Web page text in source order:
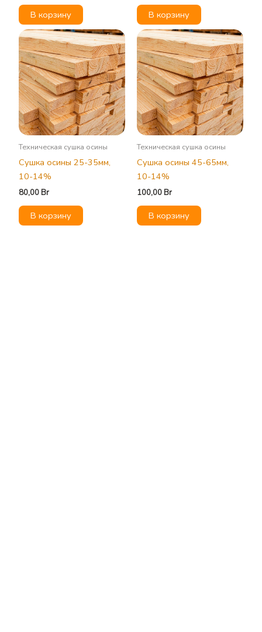
В корзину В корзину
Техническая сушка осины
Сушка осины 25-35мм,
10-14%
80,00Br
В корзину
Техническая сушка осины
Сушка осины 45-65мм,
10-14%
100,00Br
В корзину